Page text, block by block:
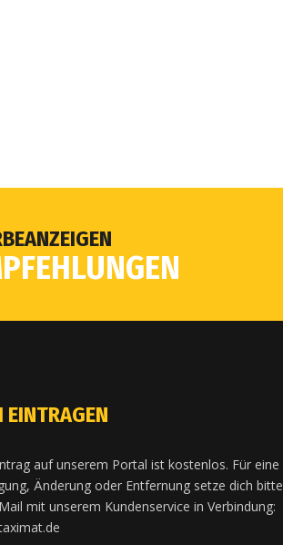
EINTRAGEN
auf unserem Portal ist kostenlos. Für eine
Änderung oder Entfernung setze dich bitte
mit unserem Kundenservice in Verbindung: